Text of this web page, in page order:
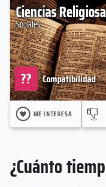
Ciencias
Sociales
Compatibilidad
??
ME INTERESA
¿Cuánto